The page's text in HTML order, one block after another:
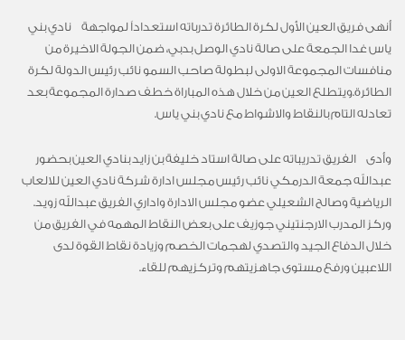
أنهى فريق العين الأول لكرة الطائرة تدرباته استعداداً لمواجهة نادي بني
ياس غدا الجمعة على صالة نادي الوصل بدبي، ضمن الجولة الاخيرة من
منافسات المجموعة الاولى لبطولة صاحب السمو نائب رئيس الدولة لكرة
الطائرة.ويتطلع العين من خلال هذه المباراة خطف صدارة المجموعة بعد
تعادله التام بالنقاط والاشواط مع نادي بني ياس.
وأدى الفريق تدريباته على صالة استاد خليفة بن زايد بنادي العين بحضور
عبدالله جمعة الدرمكي نائب رئيس مجلس ادارة شركة نادي العين للالعاب
الرياضية وصالح الشعيلي عضو مجلس الادارة واداري الفريق عبدالله زويد.
وركز المدرب الارجنتيني جوزيف على بعض النقاط المهمه في الفريق من
خلال الدفاع الجيد والتصدي لهجمات الخصم وزيادة نقاط القوة لدى
اللاعبين ورفع مستوى جاهزيتهم وتركزيهم للقاء.